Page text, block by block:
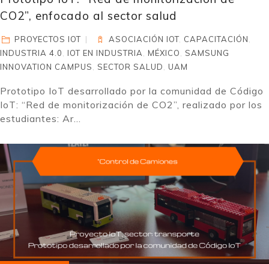
CO2”, enfocado al sector salud
PROYECTOS IOT ASOCIACIÓN IOT, CAPACITACIÓN
INDUSTRIA 4.0
IOT EN INDUSTRIA MÉXICO
SAMSUNG
INNOVATION CAMPUS
SECTOR SALUD UAM
Prototipo IoT desarrollado por la comunidad de Código
IoT: “Red de monitorización de CO2”, realizado por los
estudiantes: Ar...